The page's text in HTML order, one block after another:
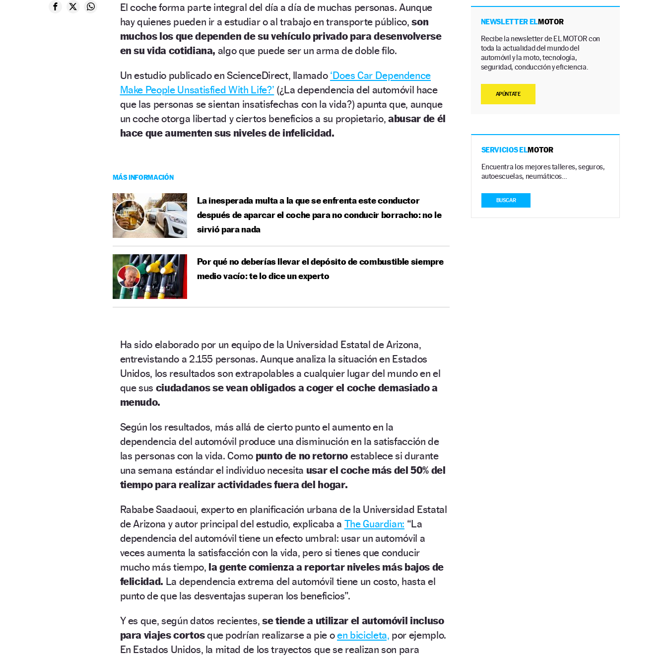
El coche forma parte integral del día a día de muchas personas. Aunque
hay quienes pueden ir a estudiar o al trabajo en transporte público,son
muchos los que dependen de su vehículo privado para desenvolverse
en su vida cotidiana, algo que puede ser un arma de doble filo.
Un estudio publicado en ScienceDirect, llamado ‘Does Car Dependence
Make People Unsatisfied With Life?’ (¿La dependencia del automóvil hace
que las personas se sientan insatisfechas con la vida?) apunta que, aunque
un coche otorga libertad y ciertos beneficios a su propietario,abusar de él
hace que aumenten sus niveles de infelicidad.
MÁS INFORMACIÓN
La inesperada multa a la que se enfrenta este conductor
después de aparcar el coche para no conducir borracho: no le
sirvió para nada
Por qué no deberías llevar el depósito de combustible siempre
medio vacío: te lo dice un experto
Ha sido elaborado por un equipo de la Universidad Estatal de Arizona,
entrevistando a 2.155 personas. Aunque analiza la situación en Estados
Unidos, los resultados son extrapolables a cualquier lugar del mundo en el
que sus ciudadanos se vean obligados a coger el coche demasiado a
menudo.
Según los resultados, más allá de cierto punto el aumento en la
dependencia del automóvil produce una disminución en la satisfacción de
las personas con la vida. Como punto de no retorno establece si durante
una semana estándar el individuo necesita usar el coche más del 50% del
tiempo para realizar actividades fuera del hogar.
Rababe Saadaoui, experto en planificación urbana de la Universidad Estatal
de Arizona y autor principal del estudio, explicaba a The Guardian: “La
dependencia del automóvil tiene un efecto umbral: usar un automóvil a
veces aumenta la satisfacción con la vida, pero si tienes que conducir
mucho más tiempo, la gente comienza a reportar niveles más bajos de
felicidad. La dependencia extrema del automóvil tiene un costo, hasta el
punto de que las desventajas superan los beneficios”.
Y es que, según datos recientes, se tiende a utilizar el automóvil incluso
para viajes cortosque podrían realizarse a pie oen bicicleta, por ejemplo.
En Estados Unidos, la mitad de los trayectos que se realizan son para
NEWSLETTER ELMOTOR
Recibe la newsletter de EL MOTOR con
toda la actualidad del mundo del
automóvil y la moto, tecnología,
seguridad, conducción y eficiencia.
APÚNTATE
SERVICIOS ELMOTOR
Encuentra los mejores talleres, seguros,
autoescuelas, neumáticos…
BUSCAR